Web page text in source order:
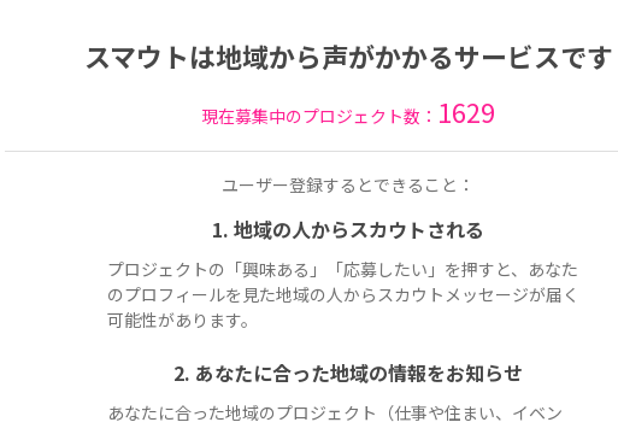
スマウトは地域から声がかかるサービスです
現在募集中のプロジェクト数： 1629
ユーザー登録するとできること：
1. 地域の人からスカウトされる
プロジェクトの「興味ある」「応募したい」を押すと、あなた
のプロフィールを見た地域の人からスカウトメッセージが届く
可能性があります。
2. あなたに合った地域の情報をお知らせ
あなたに合った地域のプロジェクト（仕事や住まい、イベン